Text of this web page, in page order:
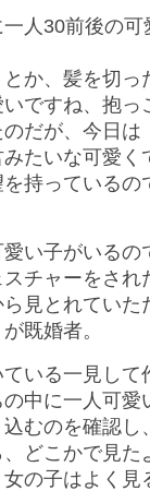
人30前後の可
とか、髪を切っ
いですね、抱
だが、今日は
みたいな可愛
持っているの
い子がいるの
チャーをされ
ら見とれてい
既婚者。
いる一見して
中に一人可
むのを確認し
どこかで見
の子はよく見